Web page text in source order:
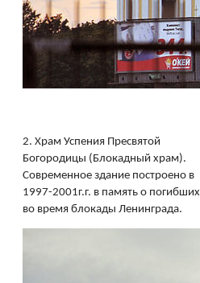
2. Храм Успения Пресвятой
Богородицы (Блокадный храм).
Современное здание построено в
1997-2001г.г. в память о погибших
во время блокады Ленинграда.